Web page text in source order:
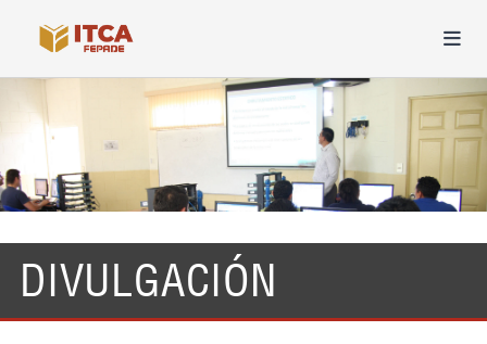
DIVULGACIÓN